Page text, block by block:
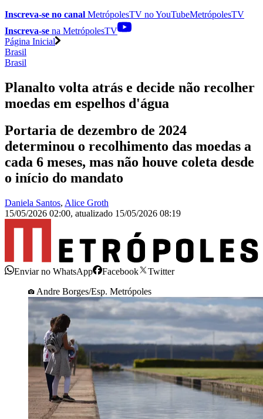
Inscreva-se no canal MetrópolesTV noYouTubeMetrópolesTV
Inscreva-se na MetrópolesTV
Página Inicial
Brasil
Brasil
Planalto volta atrás e decide não recolher
moedas em espelhos d'água
Portaria de dezembro de 2024
determinou o recolhimento das moedas a
cada 6 meses, mas não houve coleta desde
o início do mandato
Daniela Santos, Alice Groth
15/05/2026 02:00, atualizado 15/05/2026 08:19
Enviar no WhatsApp Facebook
Twitter
Andre Borges/Esp. Metrópoles